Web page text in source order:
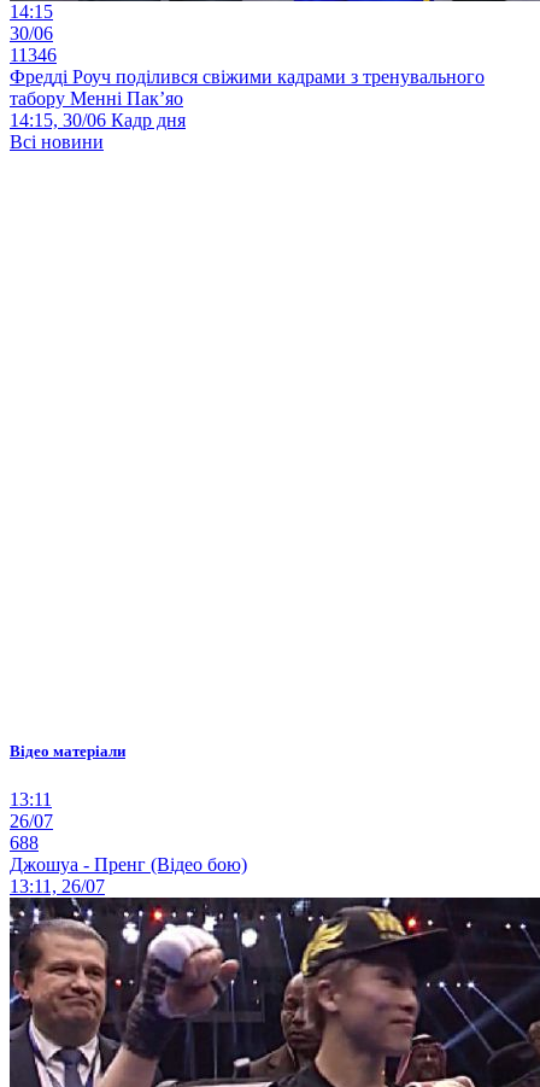
14:15
30/06
11346
Фредді Роуч поділився свіжими кадрами з тренувального
табору Менні Пак’яо
14:15, 30/06 Кадр дня
Всі новини
Відео матеріали
13:11
26/07
688
Джошуа - Пренг (Відео бою)
13:11, 26/07